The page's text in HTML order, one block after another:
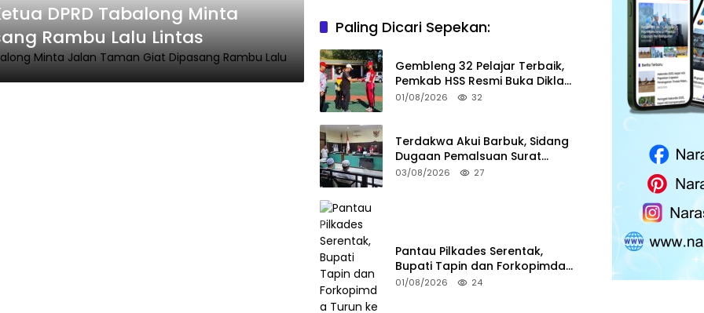
DPRD Tabalong Minta
Rambu Lalu Lintas
Paling Dicari Sepekan:
Gembleng 32 Pelajar Terbaik,
Pemkab HSS Resmi Buka Diklat
Paskibraka 2026
01/08/2026 32
Terdakwa Akui Barbuk, Sidang
Dugaan Pemalsuan Surat
Tanah di HSS Akan Berlanjut
03/08/2026 27
Pantau Pilkades Serentak,
Bupati Tapin dan Forkopimda
Turun ke TPS
01/08/2026 24